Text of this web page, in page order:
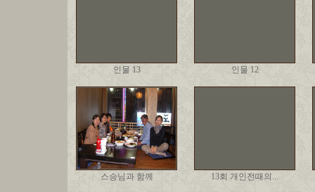
인물 13 인물 12
스승님과 함께 13회 개인전때의...